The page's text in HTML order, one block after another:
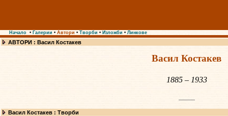
Начало • Галерии • Автори • Творби • Изложби • Линкове
АВТОРИ : Васил Костакев
Васил Костакев
1885 – 1933
Васил Костакев : Творби